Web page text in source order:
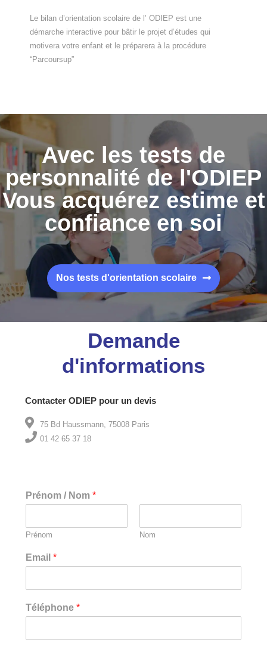
Le bilan d’orientation scolaire de l’ ODIEP est une
démarche interactive pour bâtir le projet d’études qui
motivera votre enfant et le préparera à la procédure
“Parcoursup”
Avec les tests de
personnalité de l'ODIEP
Vous acquérez estime et
confiance en soi
Nos tests d'orientation scolaire
Demande
d'informations
Contacter ODIEP pour un devis
75 Bd Haussmann, 75008 Paris
01 42 65 37 18
Prénom / Nom*
Prénom Nom
Email*
Téléphone*